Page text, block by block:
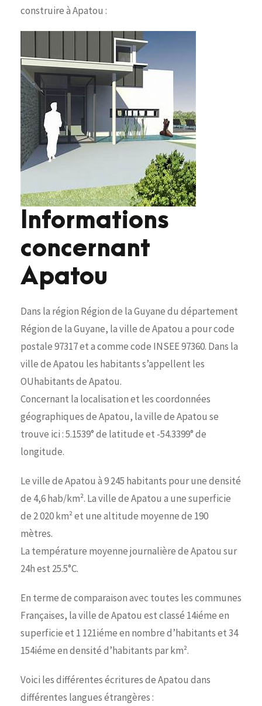
construire à Apatou :
Informations
concernant
Apatou
Dans la région Région de la Guyane du département
Région de la Guyane, la ville de Apatou a pour code
postale 97317 et a comme code INSEE 97360. Dans la
ville de Apatou les habitants s’appellent les
OUhabitants de Apatou.
Concernant la localisation et les coordonnées
géographiques de Apatou, la ville de Apatou se
trouve ici : 5.1539° de latitude et -54.3399° de
longitude.
Le ville de Apatou à 9 245 habitants pour une densité
de 4,6 hab/km². La ville de Apatou a une superficie
de 2 020 km² et une altitude moyenne de 190
mètres.
La température moyenne journalière de Apatou sur
24h est 25.5°C.
En terme de comparaison avec toutes les communes
Françaises, la ville de Apatou est classé 14iéme en
superficie et 1 121iéme en nombre d’habitants et 34
154iéme en densité d’habitants par km².
Voici les différentes écritures de Apatou dans
différentes langues étrangères :